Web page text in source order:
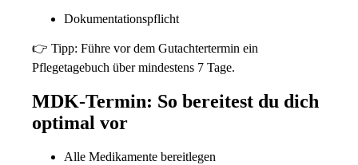
Dokumentationspflicht
👉 Tipp: Führe vor dem Gutachtertermin ein
Pflegetagebuch über mindestens 7 Tage.
MDK-Termin: So bereitest du dich
optimal vor
Alle Medikamente bereitlegen